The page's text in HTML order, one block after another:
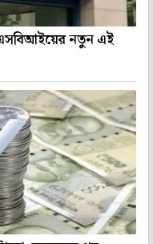
এসবিআইয়ের নতুন এই